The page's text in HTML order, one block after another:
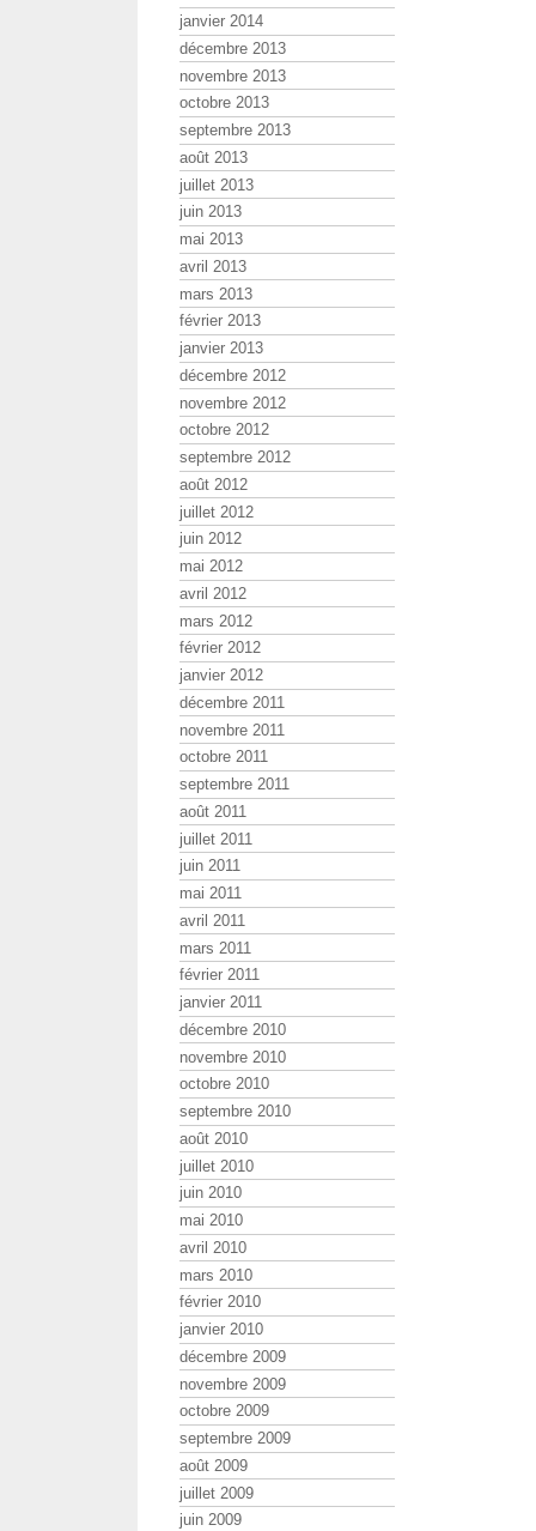
janvier 2014
décembre 2013
novembre 2013
octobre 2013
septembre 2013
août 2013
juillet 2013
juin 2013
mai 2013
avril 2013
mars 2013
février 2013
janvier 2013
décembre 2012
novembre 2012
octobre 2012
septembre 2012
août 2012
juillet 2012
juin 2012
mai 2012
avril 2012
mars 2012
février 2012
janvier 2012
décembre 2011
novembre 2011
octobre 2011
septembre 2011
août 2011
juillet 2011
juin 2011
mai 2011
avril 2011
mars 2011
février 2011
janvier 2011
décembre 2010
novembre 2010
octobre 2010
septembre 2010
août 2010
juillet 2010
juin 2010
mai 2010
avril 2010
mars 2010
février 2010
janvier 2010
décembre 2009
novembre 2009
octobre 2009
septembre 2009
août 2009
juillet 2009
juin 2009